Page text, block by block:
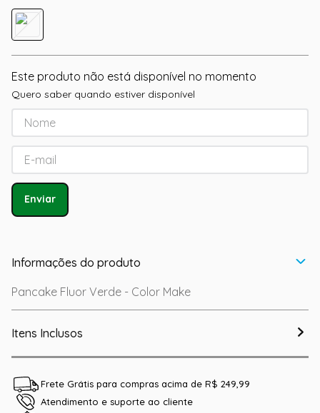
Este produto não está disponível no momento
Quero saber quando estiver disponível
Enviar
Informações do produto
Pancake Fluor Verde - Color Make
Itens Inclusos
Frete Grátis para compras acima de R$ 249,99
Atendimento e suporte ao cliente